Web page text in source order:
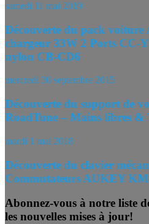
samedi 11 mai 2019
Découverte du pack voiture
chargeur 33W 2 Ports CC-
nylon CB-CD6
mercredi 30 septembre 2015
Découverte du support de
RoadTune – Mains libres &
mardi 1 mai 2018
Découverte du clavier
Commutateurs AUKEY
Abonnez-vous à notre liste
les nouvelles mises à jour!